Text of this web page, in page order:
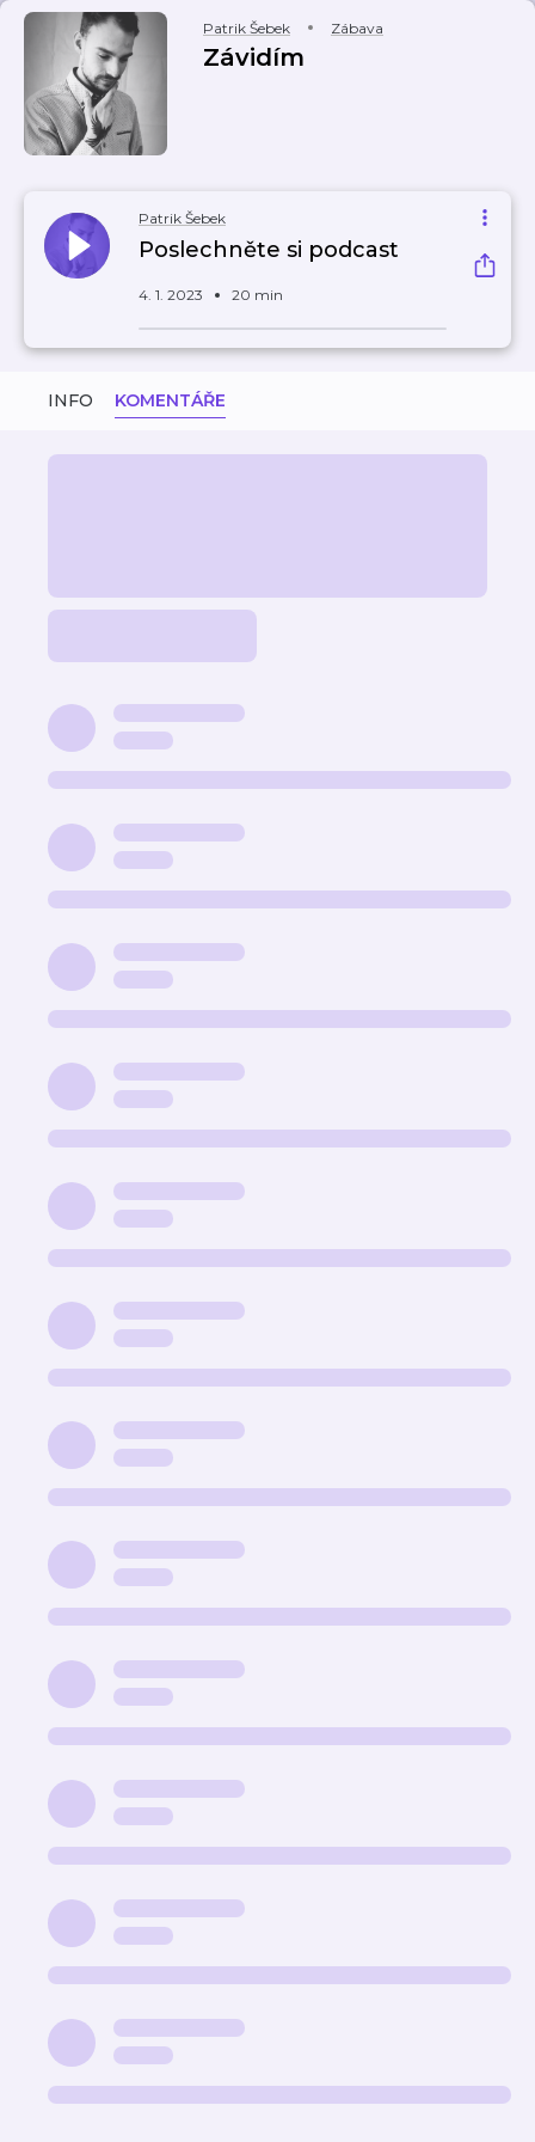
Patrik Šebek Zábava
Závidím
Patrik Šebek
Poslechněte si podcast
4. 1. 2023 20 min
INFO KOMENTÁŘE